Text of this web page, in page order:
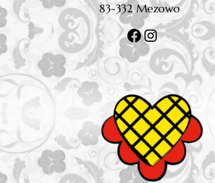
83-332 Mezowo
Facebook
Instagram